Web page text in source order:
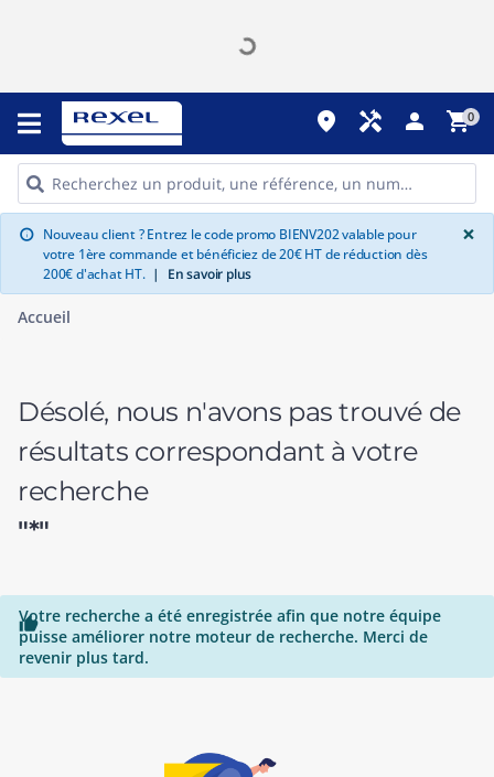
place handyman person shopping_cart0
info Nouveau client ? Entrez le code promo BIENV202 valable pour
votre 1ère commande et bénéficiez de 20€ HT de réduction dès
200€ d'achat HT. | En savoir plus
×
Accueil
Désolé, nous n'avons pas trouvé de
résultats correspondant à votre
recherche
"*"

Votre recherche a été enregistrée afin que notre équipe
puisse améliorer notre moteur de recherche. Merci de
revenir plus tard.